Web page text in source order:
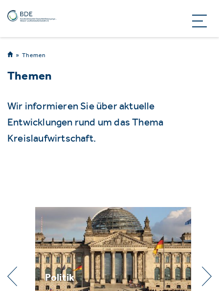
Themen
Themen
Wir informieren Sie über aktuelle
Entwicklungen rund um das Thema
Kreislaufwirtschaft.
Praxis